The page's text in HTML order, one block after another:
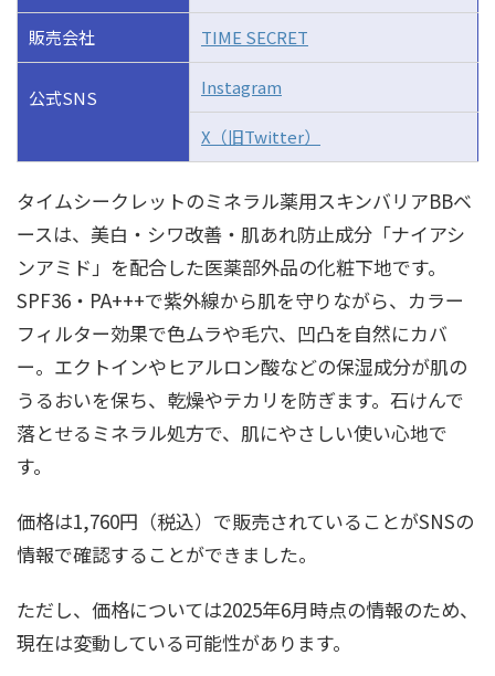
販売会社 TIME SECRET
公式SNS Instagram
X（旧Twitter）
タイムシークレットのミネラル薬用スキンバリアBBベ
ースは、 美白・シワ改善・肌あれ防止成分「ナイアシ
ンアミド」を配合した医薬部外品の化粧下地です。
SPF36・PA+++で紫外線から肌を守りながら、カラー
フィルター効果で色ムラや毛穴、凹凸を自然にカバ
ー。 エクトインやヒアルロン酸などの保湿成分が肌の
うるおいを保ち、乾燥やテカリを防ぎます。 石けんで
落とせるミネラル処方で、肌にやさしい使い心地で
す。
価格は1,760円（税込）で販売されていることがSNSの
情報で確認することができました。
ただし、価格については2025年6月時点の情報のため、
現在は変動している可能性があります。